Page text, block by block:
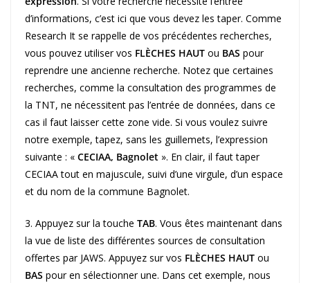
d’informations, c’est ici que vous devez les taper. Comme
Research It se rappelle de vos précédentes recherches,
vous pouvez utiliser vos FLÈCHES HAUT ou BAS pour
reprendre une ancienne recherche. Notez que certaines
recherches, comme la consultation des programmes de
la TNT, ne nécessitent pas l’entrée de données, dans ce
cas il faut laisser cette zone vide. Si vous voulez suivre
notre exemple, tapez, sans les guillemets, l’expression
suivante : « CECIAA, Bagnolet ». En clair, il faut taper
CECIAA tout en majuscule, suivi d’une virgule, d’un espace
et du nom de la commune Bagnolet.
3. Appuyez sur la touche TAB. Vous êtes maintenant dans
la vue de liste des différentes sources de consultation
offertes par JAWS. Appuyez sur vos FLÈCHES HAUT ou
BAS pour en sélectionner une. Dans cet exemple, nous